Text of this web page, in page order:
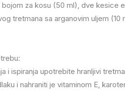
bojom za kosu (50 ml), dve kesice
tretmana sa arganovim uljem
i ispiranja upotrebite hranljivi
i nahraniti je vitaminom E,